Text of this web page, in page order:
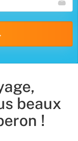
beaux
!